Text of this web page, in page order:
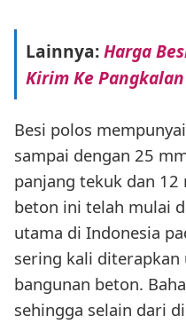
Lainnya:Harga
Kirim Ke
Besi polos
sampai dengan 25
panjang tekuk dan
beton ini telah mulai
utama di Indonesia
sering kali
bangunan beton.
sehingga selain dari